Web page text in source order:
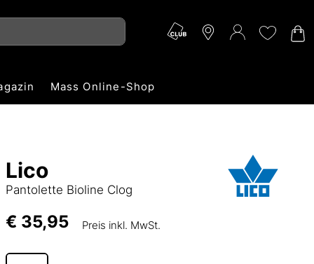
Mass Online-Shop
Lico
Pantolette Bioline Clog
€ 35,95 Preis inkl. MwSt.